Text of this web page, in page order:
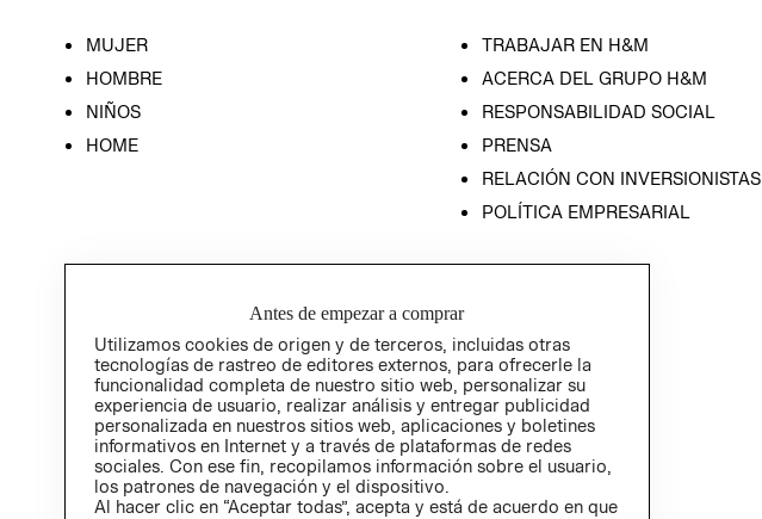
MUJER
HOMBRE
NIÑOS
HOME
TRABAJAR EN H&M
ACERCA DEL GRUPO H&M
RESPONSABILIDAD SOCIAL
PRENSA
RELACIÓN CON INVERSIONISTAS
POLÍTICA EMPRESARIAL
Antes de empezar a comprar
Utilizamos cookies de origen y de terceros, incluidas otras
tecnologías de rastreo de editores externos, para ofrecerle la
funcionalidad completa de nuestro sitio web, personalizar su
experiencia de usuario, realizar análisis y entregar publicidad
personalizada en nuestros sitios web, aplicaciones y boletines
informativos en Internet y a través de plataformas de redes
sociales. Con ese fin, recopilamos información sobre el usuario,
los patrones de navegación y el dispositivo.
Al hacer clic en “Aceptar todas”, acepta y está de acuerdo en que